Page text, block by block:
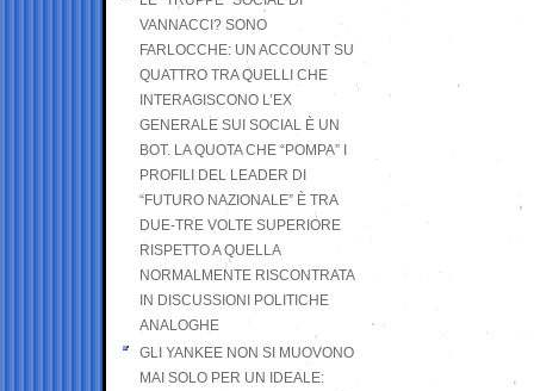
VANNACCI? SONO
FARLOCCHE: UN ACCOUNT SU
QUATTRO TRA QUELLI CHE
INTERAGISCONO L’EX
GENERALE SUI SOCIAL È UN
BOT. LA QUOTA CHE “POMPA” I
PROFILI DEL LEADER DI
“FUTURO NAZIONALE” È TRA
DUE-TRE VOLTE SUPERIORE
RISPETTO A QUELLA
NORMALMENTE RISCONTRATA
IN DISCUSSIONI POLITICHE
ANALOGHE
GLI YANKEE NON SI MUOVONO
MAI SOLO PER UN IDEALE: